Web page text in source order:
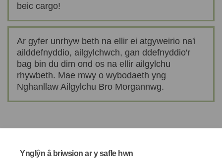
Ynglŷn â briwsion ar y safle hwn
beic cargo!
Ar gyfer unrhyw beth na ellir ei atgyweirio na'i
ailddefnyddio, ailgylchwch, gan ddefnyddio'r
bag bin du dim ond os na ellir ailgylchu
rhywbeth. Mae mwy o wybodaeth yng
Nghanllaw Ailgylchu Bro Morgannwg.
Beth mae'r Cyngor yn ei wneud?